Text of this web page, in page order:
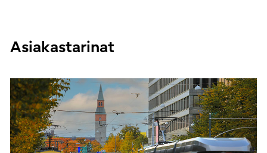
Asiakastarinat